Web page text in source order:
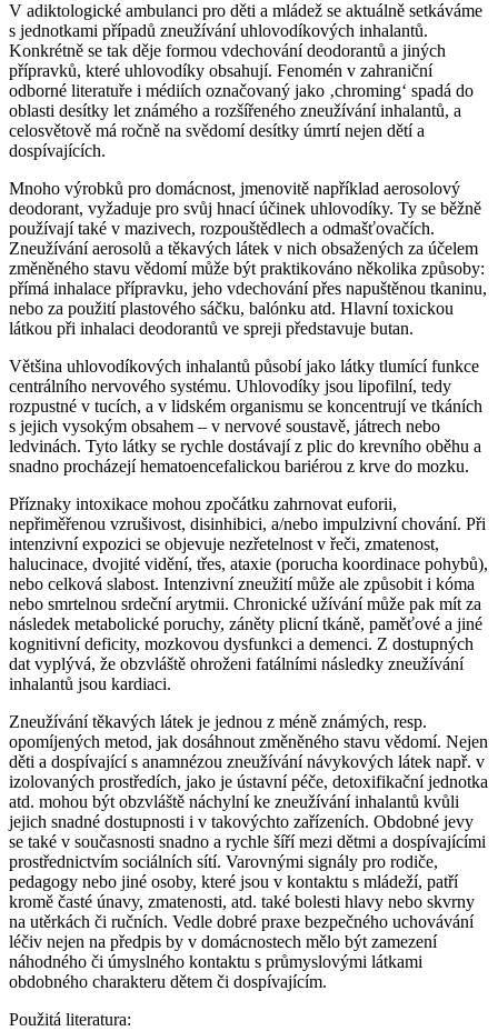
V adiktologické ambulanci pro děti a mládež se aktuálně setkáváme
s jednotkami případů zneužívání uhlovodíkových inhalantů.
Konkrétně se tak děje formou vdechování deodorantů a jiných
přípravků, které uhlovodíky obsahují. Fenomén v zahraniční
odborné literatuře i médiích označovaný jako ‚chroming‘ spadá do
oblasti desítky let známého a rozšířeného zneužívání inhalantů, a
celosvětově má ročně na svědomí desítky úmrtí nejen dětí a
dospívajících.
Mnoho výrobků pro domácnost, jmenovitě například aerosolový
deodorant, vyžaduje pro svůj hnací účinek uhlovodíky. Ty se běžně
používají také v mazivech, rozpouštědlech a odmašťovačích.
Zneužívání aerosolů a těkavých látek v nich obsažených za účelem
změněného stavu vědomí může být praktikováno několika způsoby:
přímá inhalace přípravku, jeho vdechování přes napuštěnou tkaninu,
nebo za použití plastového sáčku, balónku atd. Hlavní toxickou
látkou při inhalaci deodorantů ve spreji představuje butan.
Většina uhlovodíkových inhalantů působí jako látky tlumící funkce
centrálního nervového systému. Uhlovodíky jsou lipofilní, tedy
rozpustné v tucích, a v lidském organismu se koncentrují ve tkáních
s jejich vysokým obsahem – v nervové soustavě, játrech nebo
ledvinách. Tyto látky se rychle dostávají z plic do krevního oběhu a
snadno procházejí hematoencefalickou bariérou z krve do mozku.
Příznaky intoxikace mohou zpočátku zahrnovat euforii,
nepřiměřenou vzrušivost, disinhibici, a/nebo impulzivní chování. Při
intenzivní expozici se objevuje nezřetelnost v řeči, zmatenost,
halucinace, dvojité vidění, třes, ataxie (porucha koordinace pohybů),
nebo celková slabost. Intenzivní zneužití může ale způsobit i kóma
nebo smrtelnou srdeční arytmii. Chronické užívání může pak mít za
následek metabolické poruchy, záněty plicní tkáně, paměťové a jiné
kognitivní deficity, mozkovou dysfunkci a demenci. Z dostupných
dat vyplývá, že obzvláště ohroženi fatálními následky zneužívání
inhalantů jsou kardiaci.
Zneužívání těkavých látek je jednou z méně známých, resp.
opomíjených metod, jak dosáhnout změněného stavu vědomí. Nejen
děti a dospívající s anamnézou zneužívání návykových látek např. v
izolovaných prostředích, jako je ústavní péče, detoxifikační jednotka
atd. mohou být obzvláště náchylní ke zneužívání inhalantů kvůli
jejich snadné dostupnosti i v takovýchto zařízeních. Obdobné jevy
se také v současnosti snadno a rychle šíří mezi dětmi a dospívajícími
prostřednictvím sociálních sítí. Varovnými signály pro rodiče,
pedagogy nebo jiné osoby, které jsou v kontaktu s mládeží, patří
kromě časté únavy, zmatenosti, atd. také bolesti hlavy nebo skvrny
na utěrkách či ručních. Vedle dobré praxe bezpečného uchovávání
léčiv nejen na předpis by v domácnostech mělo být zamezení
náhodného či úmyslného kontaktu s průmyslovými látkami
obdobného charakteru dětem či dospívajícím.
Použitá literatura: